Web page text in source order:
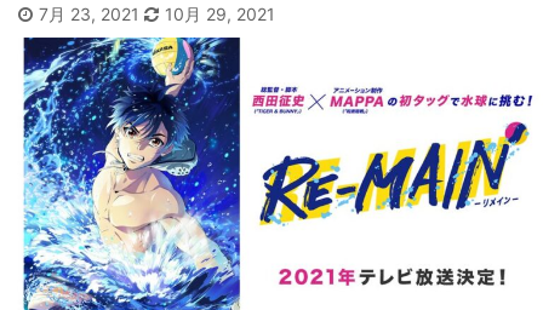
7月 23, 2021 10月 29, 2021